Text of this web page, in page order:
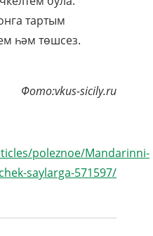
тартым
һәм төшсез.
Фото:vkus-sicily.ru
poleznoe/Mandarinni-
saylarga-571597/